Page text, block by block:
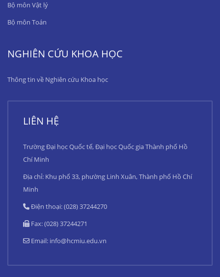
Bộ môn Vật lý
Bộ môn Toán
NGHIÊN CỨU KHOA HỌC
Thông tin về Nghiên cứu Khoa học
LIÊN HỆ
Trường Đại học Quốc tế, Đại học Quốc gia Thành phố Hồ
Chí Minh
Địa chỉ: Khu phố 33, phường Linh Xuân, Thành phố Hồ Chí
Minh
Điện thoại: (028) 37244270
Fax: (028) 37244271
Email: info@hcmiu.edu.vn